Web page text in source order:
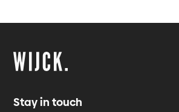
Stay in touch